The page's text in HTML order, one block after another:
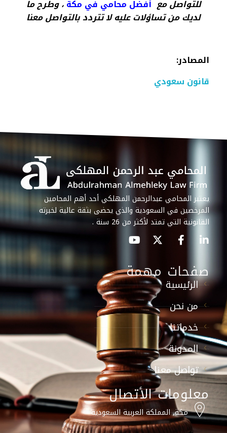
للتواصل مع أفضل محامي في مكة، وطرح ما
لديك من تساؤلات عليه لا تتردد بالتواصل معنا
المصادر:
قانون سعودي
يعتبر المحامي عبدالرحمن المهلكي أحد أهم المحامين
المرخصين في السعودية والذي يحضى بثقة عالية لخبرته
القانونية التي تمتد لأكثر من 26 سنة .
صفحات مهمة
الرئيسية
من نحن
خدماتنا
المدونة
تواصل معنا
معلومات الأتصال
مكة, المملكة العربية السعودية